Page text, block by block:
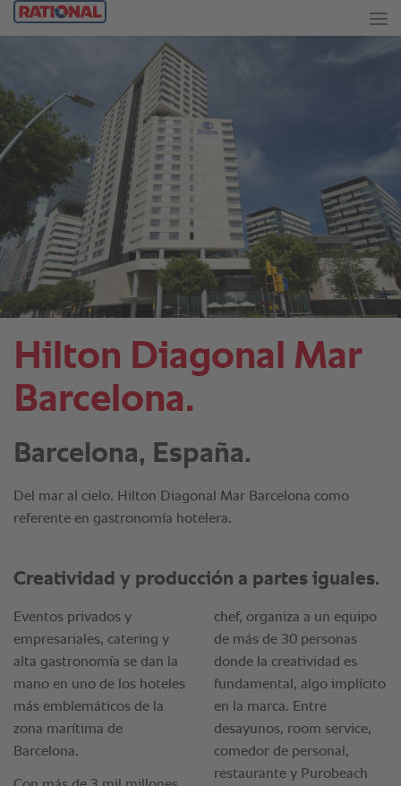
Hilton Diagonal Mar
Barcelona.
Barcelona, España.
Del mar al cielo. Hilton Diagonal Mar Barcelona como
referente en gastronomía hotelera.